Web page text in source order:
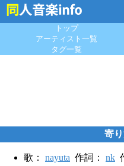
トップ
アーティスト一覧
タグ一覧
寄
歌： nayuta 作詞： nk